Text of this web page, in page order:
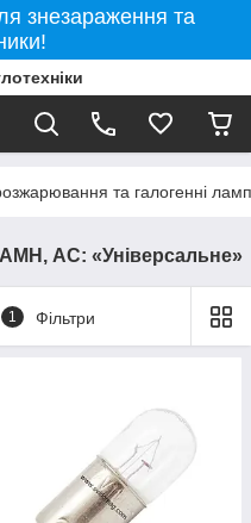
знезараження та
та галогенні
АС: «Універсальне»
1 Фільтри